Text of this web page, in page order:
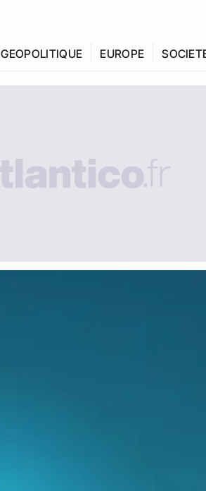
GEOPOLITIQUE EUROPE